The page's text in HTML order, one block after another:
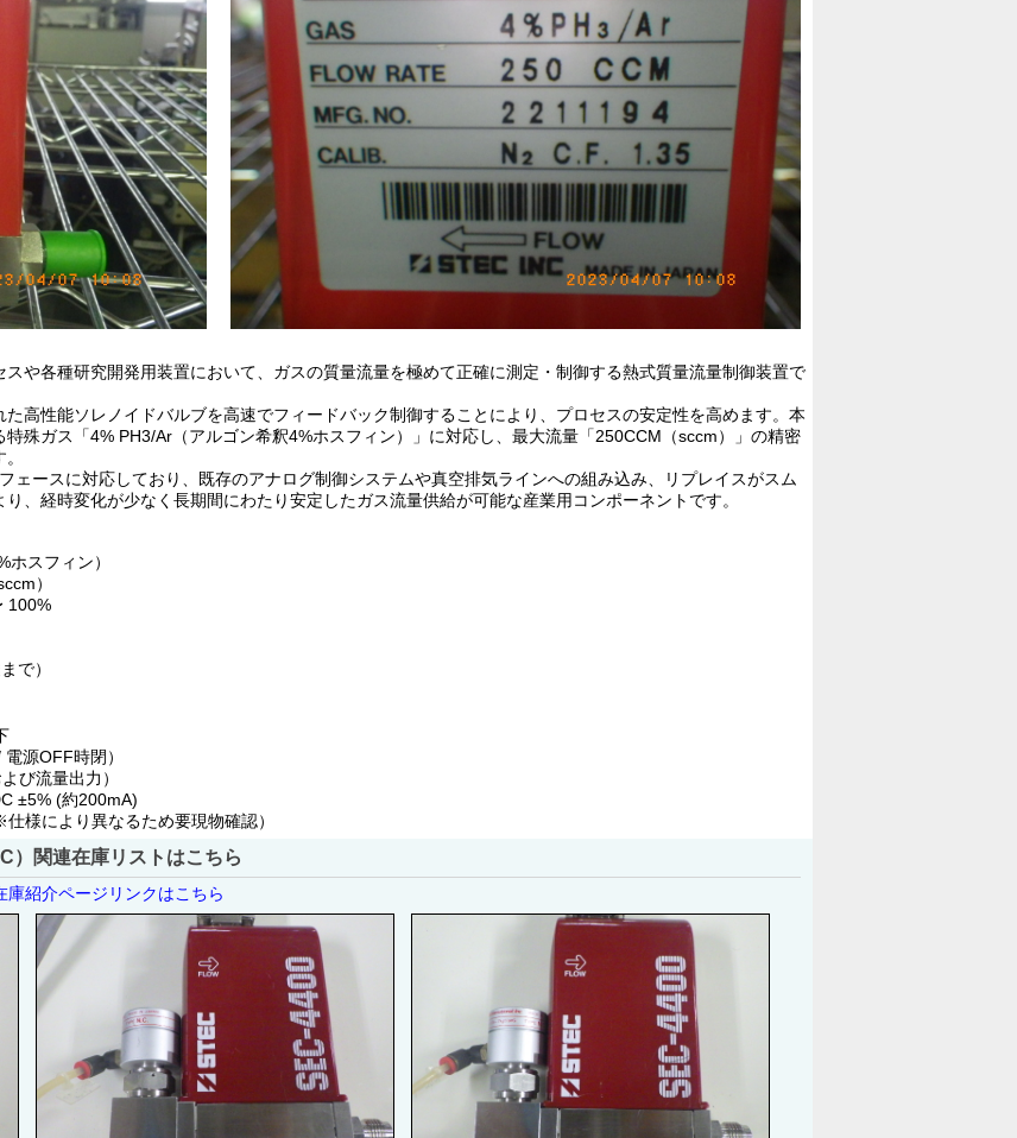
や各種研究開発用装置において、ガスの質量流量を極めて正確に測定・制御する熱式質量流量制御装置で
高性能ソレノイドバルブを高速でフィードバック制御することにより、プロセスの安定性を高めます。本
殊ガス「4% PH3/Ar（アルゴン希釈4%ホスフィン）」に対応し、最大流量「250CCM（sccm）」の精密
ェースに対応しており、既存のアナログ制御システムや真空排気ラインへの組み込み、リプレイスがスム
、経時変化が少なく長期間にわたり安定したガス流量供給が可能な産業用コンポーネントです。
スフィン）
）
100%
で）
源OFF時閉）
び流量出力）
±5% (約200mA)
様により異なるため要現物確認）
）関連在庫リストはこちら
紹介ページリンクはこちら